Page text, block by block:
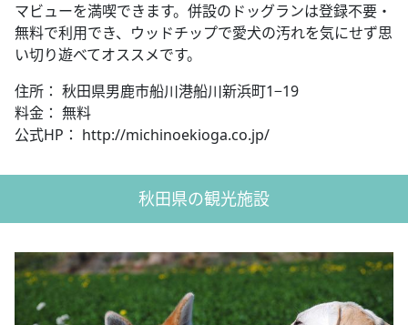
マビューを満喫できます。併設のドッグランは登録不要・
無料で利用でき、ウッドチップで愛犬の汚れを気にせず思
い切り遊べてオススメです。
住所： 秋田県男鹿市船川港船川新浜町1−19
料金： 無料
公式HP： http://michinoekioga.co.jp/
秋田県の観光施設